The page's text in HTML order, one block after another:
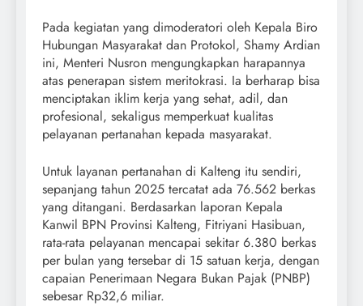
Pada kegiatan yang dimoderatori oleh Kepala Biro
Hubungan Masyarakat dan Protokol, Shamy Ardian
ini, Menteri Nusron mengungkapkan harapannya
atas penerapan sistem meritokrasi. Ia berharap bisa
menciptakan iklim kerja yang sehat, adil, dan
profesional, sekaligus memperkuat kualitas
pelayanan pertanahan kepada masyarakat.
Untuk layanan pertanahan di Kalteng itu sendiri,
sepanjang tahun 2025 tercatat ada 76.562 berkas
yang ditangani. Berdasarkan laporan Kepala
Kanwil BPN Provinsi Kalteng, Fitriyani Hasibuan,
rata-rata pelayanan mencapai sekitar 6.380 berkas
per bulan yang tersebar di 15 satuan kerja, dengan
capaian Penerimaan Negara Bukan Pajak (PNBP)
sebesar Rp32,6 miliar.